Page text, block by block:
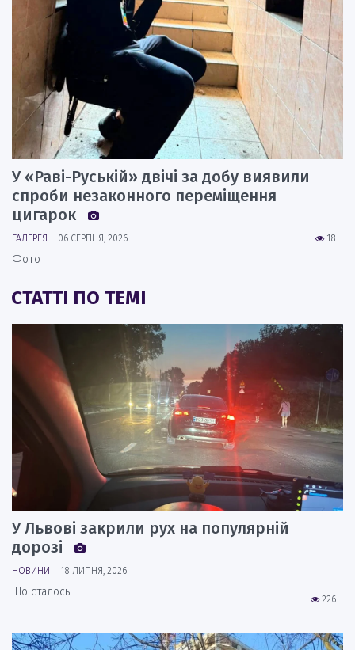
У «Раві-Руській» двічі за добу виявили
спроби незаконного переміщення
цигарок
18
ГАЛЕРЕЯ 06 СЕРПНЯ, 2026
Фото
СТАТТІ ПО ТЕМІ
У Львові закрили рух на популярній
дорозі
НОВИНИ 18 ЛИПНЯ, 2026
226
Що сталось